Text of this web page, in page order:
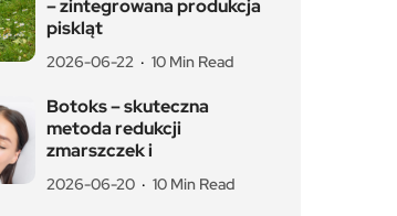
– zintegrowana produkcja
piskląt
2026-06-22 10 Min Read
Botoks – skuteczna
metoda redukcji
zmarszczek i
2026-06-20 10 Min Read